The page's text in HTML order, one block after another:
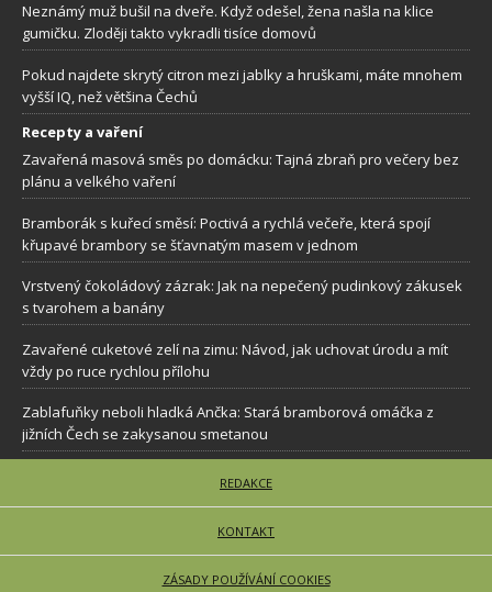
Neznámý muž bušil na dveře. Když odešel, žena našla na klice
gumičku. Zloději takto vykradli tisíce domovů
Pokud najdete skrytý citron mezi jablky a hruškami, máte mnohem
vyšší IQ, než většina Čechů
Recepty a vaření
Zavařená masová směs po domácku: Tajná zbraň pro večery bez
plánu a velkého vaření
Bramborák s kuřecí směsí: Poctivá a rychlá večeře, která spojí
křupavé brambory se šťavnatým masem v jednom
Vrstvený čokoládový zázrak: Jak na nepečený pudinkový zákusek
s tvarohem a banány
Zavařené cuketové zelí na zimu: Návod, jak uchovat úrodu a mít
vždy po ruce rychlou přílohu
Zablafuňky neboli hladká Ančka: Stará bramborová omáčka z
jižních Čech se zakysanou smetanou
REDAKCE
KONTAKT
ZÁSADY POUŽÍVÁNÍ COOKIES